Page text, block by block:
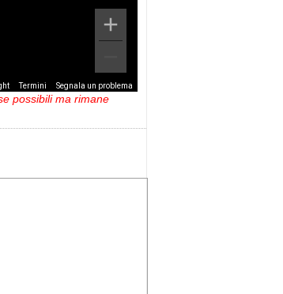
Termini Segnala un problema
possibili ma rimane